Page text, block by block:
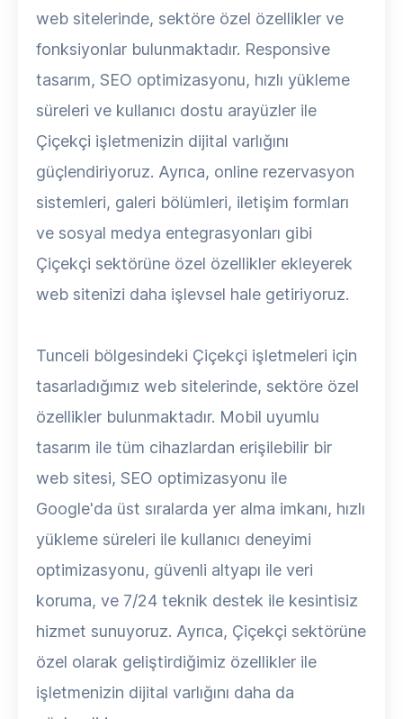
web sitelerinde, sektöre özel özellikler ve
fonksiyonlar bulunmaktadır. Responsive
tasarım, SEO optimizasyonu, hızlı yükleme
süreleri ve kullanıcı dostu arayüzler ile
Çiçekçi işletmenizin dijital varlığını
güçlendiriyoruz. Ayrıca, online rezervasyon
sistemleri, galeri bölümleri, iletişim formları
ve sosyal medya entegrasyonları gibi
Çiçekçi sektörüne özel özellikler ekleyerek
web sitenizi daha işlevsel hale getiriyoruz.
Tunceli bölgesindeki Çiçekçi işletmeleri için
tasarladığımız web sitelerinde, sektöre özel
özellikler bulunmaktadır. Mobil uyumlu
tasarım ile tüm cihazlardan erişilebilir bir
web sitesi, SEO optimizasyonu ile
Google'da üst sıralarda yer alma imkanı, hızlı
yükleme süreleri ile kullanıcı deneyimi
optimizasyonu, güvenli altyapı ile veri
koruma, ve 7/24 teknik destek ile kesintisiz
hizmet sunuyoruz. Ayrıca, Çiçekçi sektörüne
özel olarak geliştirdiğimiz özellikler ile
işletmenizin dijital varlığını daha da